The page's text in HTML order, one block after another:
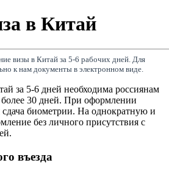
в Китай
визы в Китай за 5-6 рабочих дней. Для
к нам документы в электронном виде.
за 5-6 дней необходима россиянам
30 дней. При оформлении
сдача биометрии. На однократную и
без личного присутствия с
въезда